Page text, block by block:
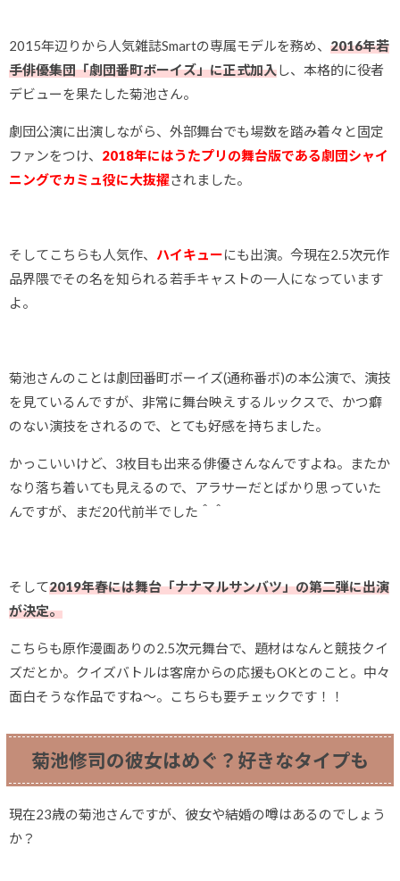
2015年辺りから人気雑誌Smartの専属モデルを務め、 2016年若
手俳優集団「劇団番町ボーイズ」に正式加入し、本格的に役者
デビューを果たした菊池さん。
劇団公演に出演しながら、外部舞台でも場数を踏み着々と固定
ファンをつけ、 2018年にはうたプリの舞台版である劇団シャイ
ニングでカミュ役に大抜擢されました。
そしてこちらも人気作、 ハイキューにも出演。今現在2.5次元作
品界隈でその名を知られる若手キャストの一人になっています
よ。
菊池さんのことは劇団番町ボーイズ(通称番ボ)の本公演で、演技
を見ているんですが、非常に舞台映えするルックスで、かつ癖
のない演技をされるので、とても好感を持ちました。
かっこいいけど、3枚目も出来る俳優さんなんですよね。またか
なり落ち着いても見えるので、アラサーだとばかり思っていた
んですが、まだ20代前半でした＾＾
そして2019年春には舞台「ナナマルサンバツ」の第二弾に出演
が決定。
こちらも原作漫画ありの2.5次元舞台で、題材はなんと競技クイ
ズだとか。クイズバトルは客席からの応援もOKとのこと。中々
面白そうな作品ですね～。こちらも要チェックです！！
菊池修司の彼女はめぐ？好きなタイプも
現在23歳の菊池さんですが、彼女や結婚の噂はあるのでしょう
か？